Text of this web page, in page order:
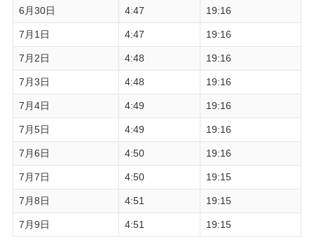
6月30日 4:47 19:16
7月1日 4:47 19:16
7月2日 4:48 19:16
7月3日 4:48 19:16
7月4日 4:49 19:16
7月5日 4:49 19:16
7月6日 4:50 19:16
7月7日 4:50 19:15
7月8日 4:51 19:15
7月9日 4:51 19:15